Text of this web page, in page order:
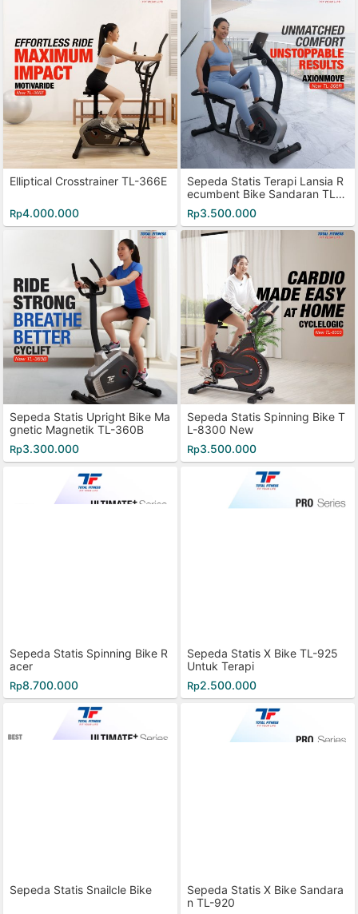
Elliptical Crosstrainer TL-366E
Rp4.000.000
Sepeda Statis Terapi Lansia R
ecumbent Bike Sandaran TL-3
68R
Rp3.500.000
Sepeda Statis Upright Bike Ma
gnetic Magnetik TL-360B
Rp3.300.000
Sepeda Statis Spinning Bike T
L-8300 New
Rp3.500.000
Sepeda Statis Spinning Bike R
acer
Rp8.700.000
Sepeda Statis X Bike TL-925
Untuk Terapi
Rp2.500.000
Sepeda Statis Snailcle Bike
Sepeda Statis X Bike Sandara
n TL-920